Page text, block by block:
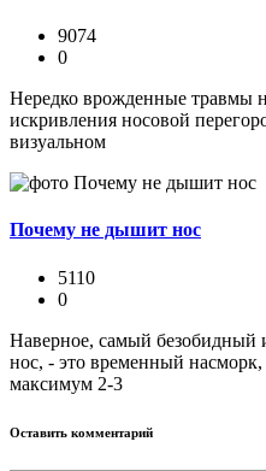
9074
0
Нередко врожденные травмы
искривления носовой
визуальном
Почему не дышит нос
5110
0
Наверное, самый безобидный
нос, - это временный
максимум 2-3
Оставить комментарий